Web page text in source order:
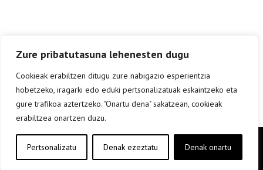
Zure pribatutasuna lehenesten dugu
Cookieak erabiltzen ditugu zure nabigazio esperientzia
hobetzeko, iragarki edo eduki pertsonalizatuak eskaintzeko eta
gure trafikoa aztertzeko. "Onartu dena" sakatzean, cookieak
erabiltzea onartzen duzu.
Pertsonalizatu Denak ezeztatu Denak onartu
Copyright © elkar Argitaletxeak 2019
Lege oharra
Cookie politika